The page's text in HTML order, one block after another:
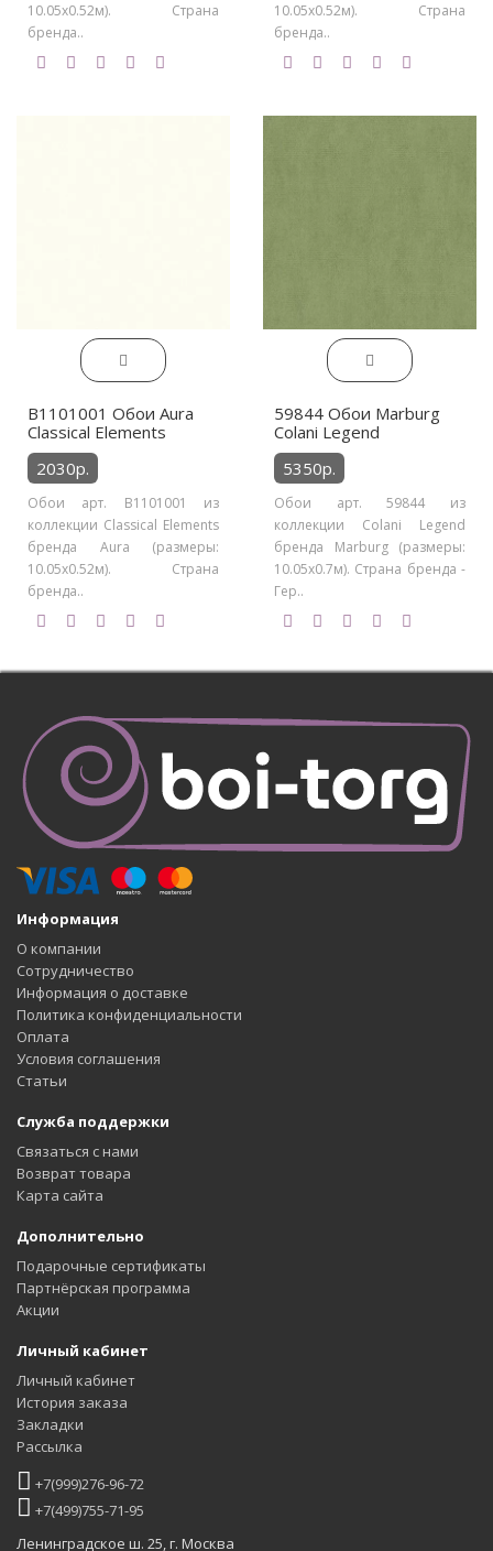
10.05х0.52м). Страна
бренда..
10.05х0.52м). Страна
бренда..
B1101001 Обои Aura
Classical Elements
2030р.
Обои арт. B1101001 из
коллекции Classical Elements
бренда Aura (размеры:
10.05х0.52м). Страна
бренда..
59844 Обои Marburg
Colani Legend
5350р.
Обои арт. 59844 из
коллекции Colani Legend
бренда Marburg (размеры:
10.05х0.7м). Страна бренда -
Гер..
Информация
О компании
Сотрудничество
Информация о доставке
Политика конфиденциальности
Оплата
Условия соглашения
Статьи
Служба поддержки
Связаться с нами
Возврат товара
Карта сайта
Дополнительно
Подарочные сертификаты
Партнёрская программа
Акции
Личный кабинет
Личный кабинет
История заказа
Закладки
Рассылка
+7(999)276-96-72
+7(499)755-71-95
Ленинградское ш. 25, г. Москва